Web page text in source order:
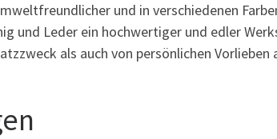
und in verschiedenen
und Leder ein hochwertiger und edler
als auch von persönlichen Vorlieben